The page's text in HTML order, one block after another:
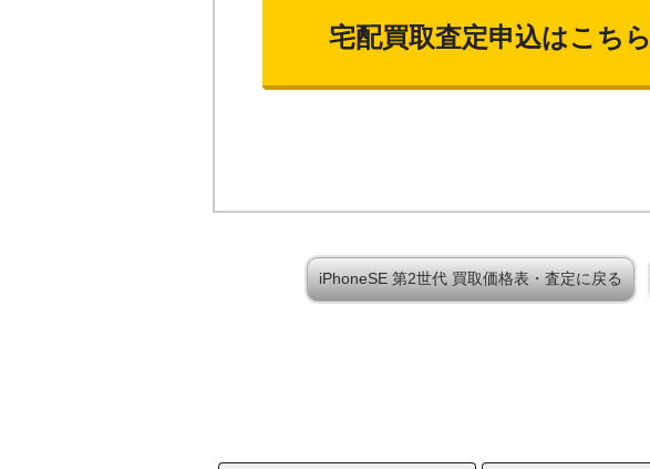
宅配買取査定申込はこちら
iPhoneSE 第2世代 買取価格表・査定に戻る